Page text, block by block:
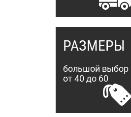
РАЗМЕРЫ
большой выбор
от 40 до 60